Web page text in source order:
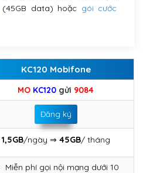
data) hoặc gói cước
KC120 Mobifone
MO KC120 gửi 9084
Đăng ký
1,5GB/ngày ⇒ 45GB/ tháng
Miễn phí gọi nội mạng dưới 10